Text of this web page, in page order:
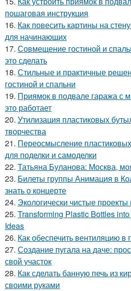
пошаговая инструкция
16. Как повесить картины на
для начинающих
17. Совмещение гостиной и
это сделать
18. Стильные и практичные
гостиной и спальни
19. Приямок в подвале гаража с
это работает
20. Утилизация пластиковых
творчества
21. Переосмысление
для поделки и самоделки
22. Татьяна Буланова: Москва,
23. Билеты группы Анимация в
знать о концерте
24. Экологически чистые
25. Transforming Plastic Bottles
Ideas
26. Как обеспечить вентиляцию в
27. Создание пугала на даче:
свой участок
28. Как сделать банную печь из
своими руками